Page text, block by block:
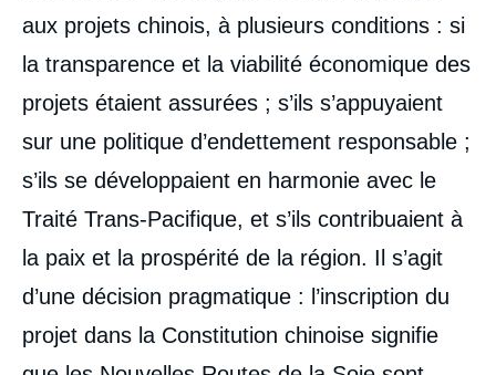
aux projets chinois, à plusieurs conditions : si
la transparence et la viabilité économique des
projets étaient assurées ; s’ils s’appuyaient
sur une politique d’endettement responsable ;
s’ils se développaient en harmonie avec le
Traité Trans-Pacifique, et s’ils contribuaient à
la paix et la prospérité de la région. Il s’agit
d’une décision pragmatique : l’inscription du
projet dans la Constitution chinoise signifie